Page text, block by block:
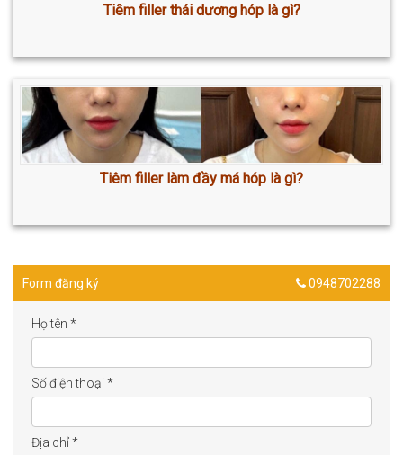
Tiêm filler thái dương hóp là gì?
Tiêm filler làm đầy má hóp là gì?
Form đăng ký 0948702288
Họ tên *
Số điện thoại *
Địa chỉ*